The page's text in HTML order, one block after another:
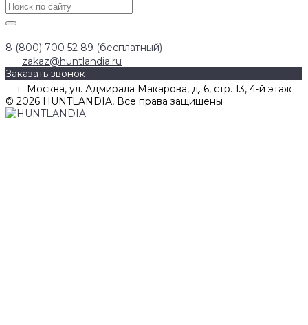
8 (800) 700 52 89 (бесплатный)
zakaz@huntlandia.ru
Заказать звонок
г. Москва, ул. Адмирала Макарова, д. 6, стр. 13, 4-й этаж
© 2026 HUNTLANDIA, Все права защищены